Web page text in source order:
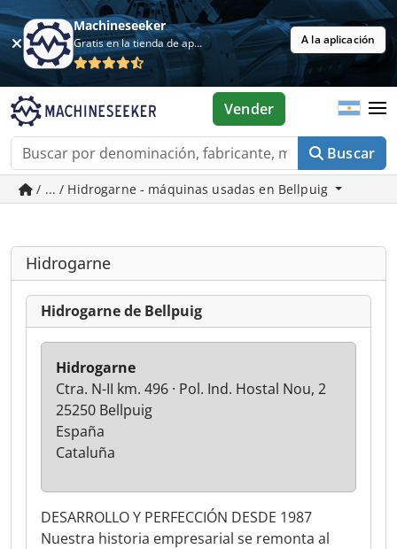
Machineseeker
Gratis en la tienda de aplicaciones A la aplicación
Buscar
Vender
/ ... / Hidrogarne - máquinas usadas en Bellpuig
Hidrogarne
Hidrogarne de Bellpuig
DESARROLLO Y PERFECCIÓN DESDE 1987
Nuestra historia empresarial se remonta al
Hidrogarne
Ctra. N-II km. 496 · Pol. Ind. Hostal Nou, 2
25250 Bellpuig
España
Cataluña